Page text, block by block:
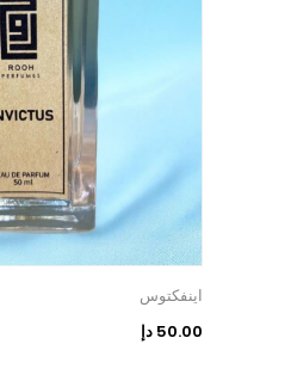
اينفكتوس
50.00 دإ